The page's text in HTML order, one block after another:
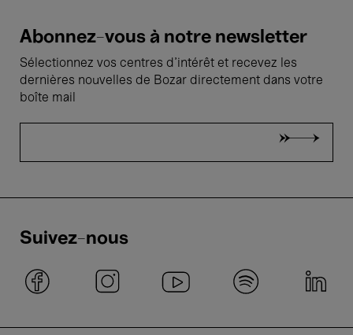
Abonnez-vous à notre newsletter
Sélectionnez vos centres d'intérêt et recevez les
dernières nouvelles de Bozar directement dans votre
boîte mail
Suivez-nous